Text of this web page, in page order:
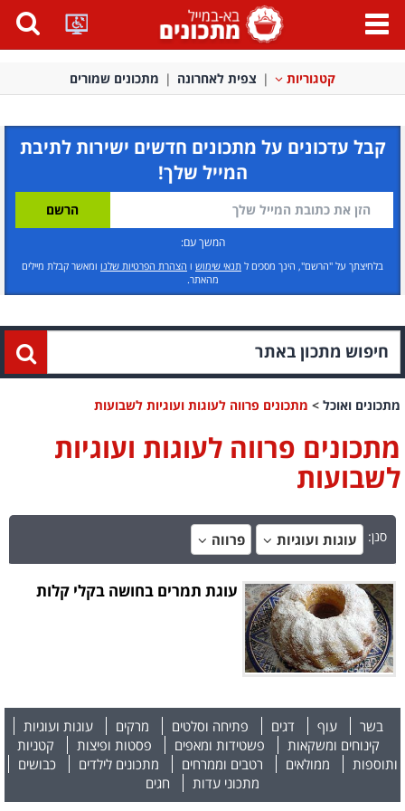
פתח
תפריט
קטגוריות צפית לאחרונה מתכונים שמורים
קבל עדכונים על מתכונים חדשים ישירות לתיבת
המייל שלך!
המשך עם:
בלחיצתך על "הרשם", הינך מסכים ל תנאי שימוש ו הצהרת הפרטיות שלנו ומאשר קבלת מיילים
מהאתר.
מתכונים ואוכל > מתכונים פרווה לעוגות ועוגיות לשבועות
מתכונים פרווה לעוגות ועוגיות
לשבועות
סנן: עוגות ועוגיות פרווה
עוגת תמרים בחושה בקלי קלות
בשר עוף דגים פתיחה וסלטים מרקים
עוגות ועוגיות
קינוחים ומשקאות
פשטידות ומאפים פסטות ופיצות
קטניות
ותוספות
ממולאים רטבים וממרחים מתכונים לילדים
כבושים
מתכוני עדות
חגים